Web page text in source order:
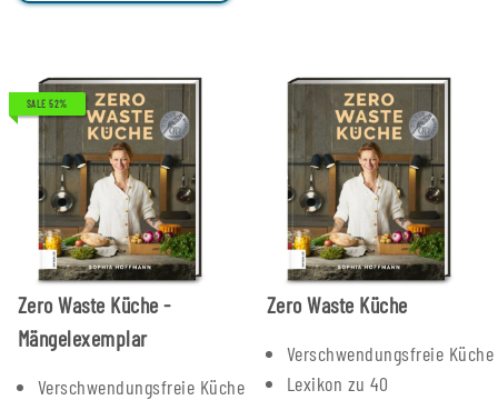
SALE 52%
Zero Waste Küche -
Mängelexemplar
Verschwendungsfreie Küche
Zero Waste Küche
Verschwendungsfreie Küche
Lexikon zu 40